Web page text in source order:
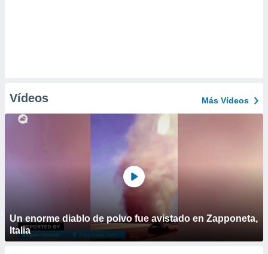
Vídeos Más Vídeos
Un enorme diablo de polvo fue avistado en Zapponeta,
Italia